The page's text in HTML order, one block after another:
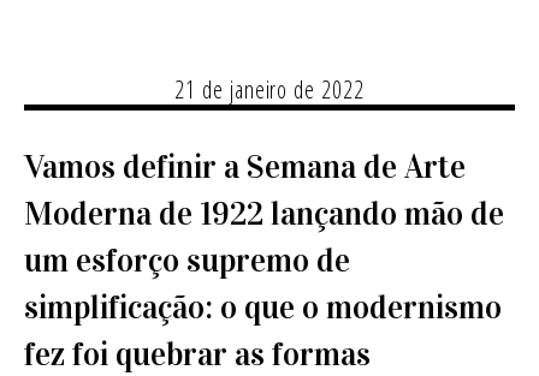
21 de janeiro de 2022
Vamos definir a Semana de Arte
Moderna de 1922 lançando mão de
um esforço supremo de
simplificação: o que o modernismo
fez foi quebrar as formas